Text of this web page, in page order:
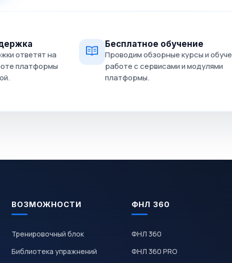
ответят на
платформы
Бесплатное обучение
Проводим обзорные курсы и
работе с сервисами и модулями
платформы.
ВОЗМОЖНОСТИ
Тренировочный блок
Библиотека упражнений
ФНЛ 360
ФНЛ 360
ФНЛ 360 PRO